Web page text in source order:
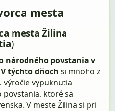
mesta
mesta Žilina
národného povstania v
V týchto dňoch si mnoho z
výročie vypuknutia
povstania, ktoré sa
V meste Žilina si pri